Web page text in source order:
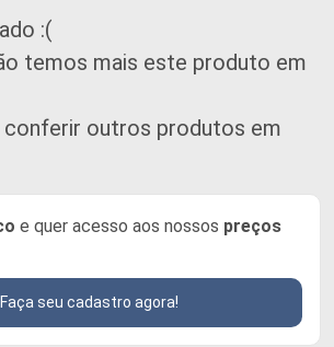
:(
temos mais este produto em
outros produtos em
e quer acesso aos nossos preços
Faça seu cadastro agora!